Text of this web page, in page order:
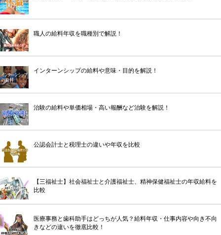
職人の給料年収を職種別で解説！
インターンシップの給料や意味・目的を解説！
治験の給料や単価相場・高い報酬など治験を解説！
公認会計士と税理士の違いや年収を比較
【三福祉士】社会福祉士と介護福祉士、精神保健福祉士の年収給料を
比較
医療事務と歯科助手はどっちが人気？給料年収・仕事内容や向き不向
きなどの違いを徹底比較！